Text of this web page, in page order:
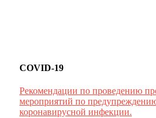
COVID-19
Рекомендации по проведению
мероприятий по
коронавирусной инфекции.